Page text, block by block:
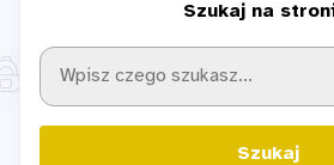
Szukaj na
Szukaj